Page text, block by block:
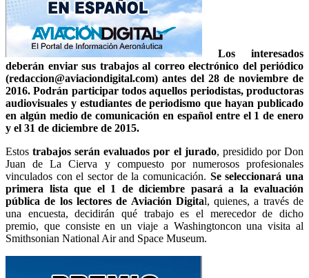
Los interesados
deberán enviar sus trabajos al correo electrónico del periódico
(redaccion@aviaciondigital.com) antes del 28 de noviembre de
2016. Podrán participar todos aquellos periodistas, productoras
audiovisuales y estudiantes de periodismo que hayan publicado
en algún medio de comunicación en español entre el 1 de enero
y el 31 de diciembre de 2015.
Estostrabajos serán evaluados por el jurado, presidido por Don
Juan de La Cierva y compuesto por numerosos profesionales
vinculados con el sector de la comunicación. Se seleccionará una
primera lista que el 1 de diciembre pasará a la evaluación
pública de los lectores de Aviación Digital, quienes, a través de
una encuesta, decidirán qué trabajo es el merecedor de dicho
premio, que consiste en un viaje a Washingtoncon una visita al
Smithsonian National Air and Space Museum.